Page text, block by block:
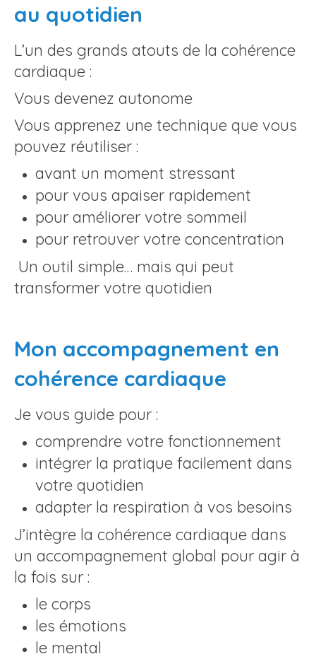
au quotidien
L’un des grands atouts de la cohérence
cardiaque :
Vous devenez autonome
Vous apprenez une technique que vous
pouvez réutiliser :
avant un moment stressant
pour vous apaiser rapidement
pour améliorer votre sommeil
pour retrouver votre concentration
Un outil simple… mais qui peut
transformer votre quotidien
Mon accompagnement en
cohérence cardiaque
Je vous guide pour :
comprendre votre fonctionnement
intégrer la pratique facilement dans
votre quotidien
adapter la respiration à vos besoins
J’intègre la cohérence cardiaque dans
un accompagnement global pour agir à
la fois sur :
le corps
les émotions
le mental